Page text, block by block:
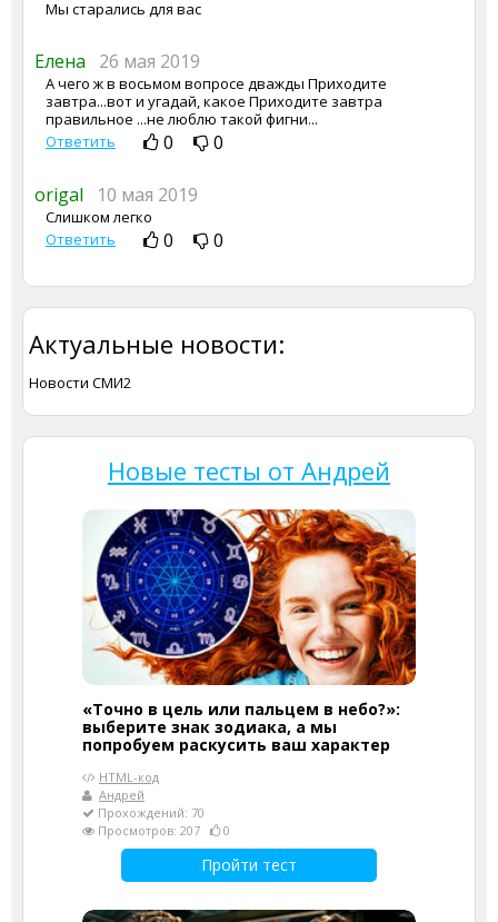
Мы старались для вас
Елена 26 мая 2019
А чего ж в восьмом вопросе дважды Приходите
завтра...вот и угадай, какое Приходите завтра
правильное ...не люблю такой фигни...
Ответить
0 0
origal 10 мая 2019
Слишком легко
Ответить
0 0
Актуальные новости:
Новости СМИ2
Новые тесты от Андрей
«Точно в цель или пальцем в небо?»:
выберите знак зодиака, а мы
попробуем раскусить ваш характер
HTML-код
Андрей
Прохождений: 70
Просмотров: 207
0
Пройти тест